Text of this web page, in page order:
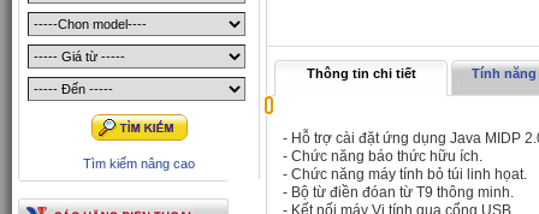
Tìm kiếm nâng cao
Thông tin chi tiết Tính
- Hỗ trợ cài đặt ứng dụng Java MIDP
- Chức năng báo thức hữu ích.
- Chức năng máy tính bỏ túi linh họat.
- Bộ từ điền đóan từ T9 thông minh.
- Kết nối máy Vi tính qua cổng USB